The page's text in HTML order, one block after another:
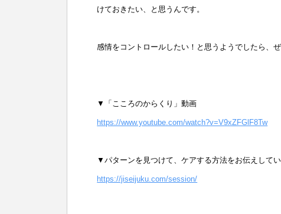
けておきたい、と思うんです。
感情をコントロールしたい！と思うようでしたら、
▼「こころのからくり」動画
https://www.youtube.com/watch?v=V9xZFGlF8Tw
▼パターンを見つけて、ケアする方法をお伝えしてい
https://jiseijuku.com/session/